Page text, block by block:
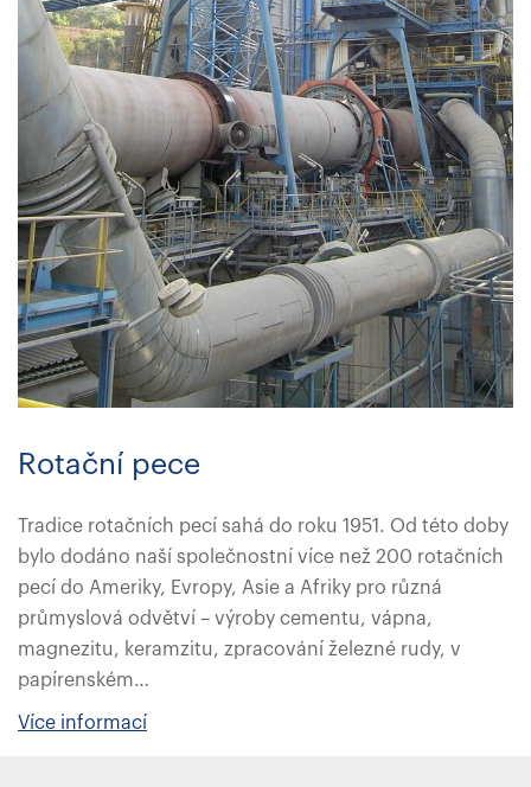
Rotační pece
Tradice rotačních pecí sahá do roku 1951. Od této doby
bylo dodáno naší společnostní více než 200 rotačních
pecí do Ameriky, Evropy, Asie a Afriky pro různá
průmyslová odvětví – výroby cementu, vápna,
magnezitu, keramzitu, zpracování železné rudy, v
papírenském…
Více informací